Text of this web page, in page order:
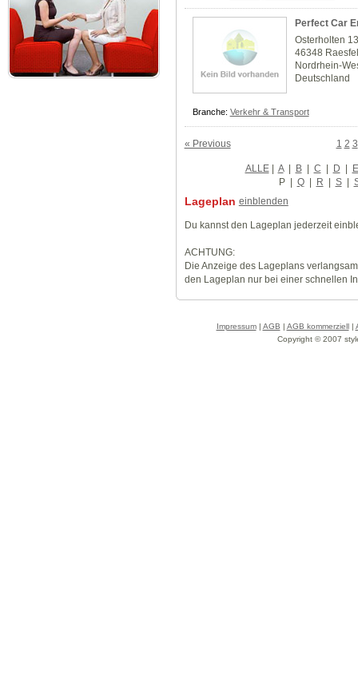
Perfect Car
Osterholten
46348
Nordrhein-
Deutschland
Branche: Verkehr & Transport
« Previous 1 2 3
ALLE| A | B | C | D | E
P| Q | R | S |
Lageplan einblenden
Du kannst den Lageplan jederzeit
ACHTUNG:
Die Anzeige des Lageplans
den Lageplan nur bei einer schnellen
Impressum| AGB | AGB kommerziell|
Copyright © 2007